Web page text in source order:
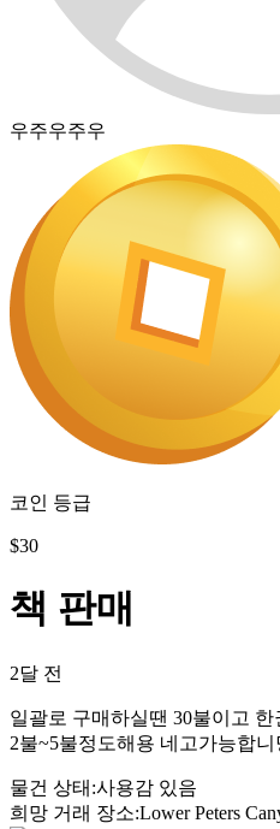
우주우주우
코인 등급
$30
책 판매
2달 전
일괄로 구매하실땐 30불이고
2불~5불정도해용 네고가능합니
물건 상태 :사용감 있음
희망 거래 장소:Lower Peters